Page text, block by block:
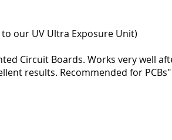
our UV Ultra Exposure Unit)
Circuit Boards. Works very well
results. Recommended for PCBs"